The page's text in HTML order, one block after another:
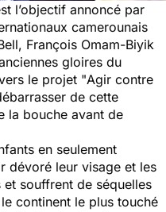
l’objectif annoncé par
camerounais
François Omam-Biyik
gloires du
le projet "Agir contre
de cette
la bouche avant de
en seulement
dévoré leur visage et les
souffrent de séquelles
continent le plus touché